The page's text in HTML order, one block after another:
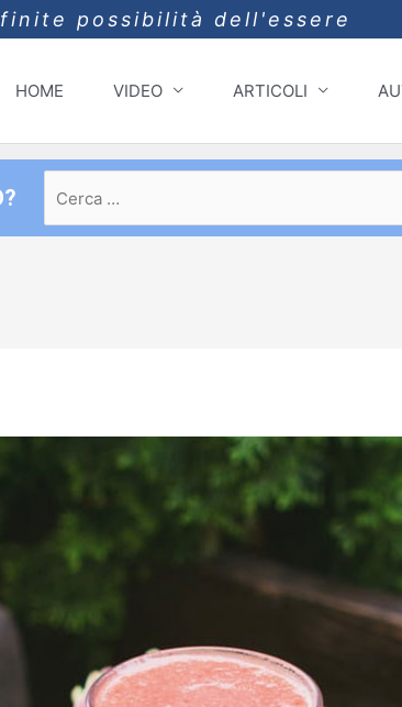
possibilità dell'essere
HOME VIDEO ARTICOLI
per: